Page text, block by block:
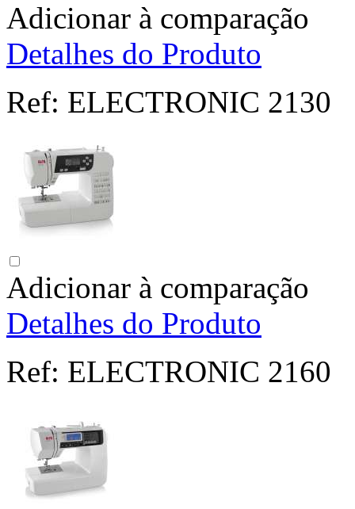
Adicionar à comparação
Detalhes do Produto
Ref: ELECTRONIC 2130
Adicionar à comparação
Detalhes do Produto
Ref: ELECTRONIC 2160